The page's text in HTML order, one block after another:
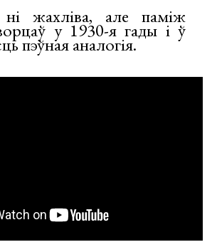
жахліва, але паміж
у 1930-я гады і ў
пэўная аналогія.